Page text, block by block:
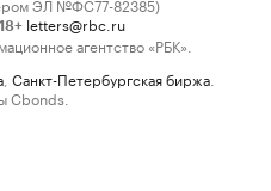
18+ letters@rbc.ru
агентство «РБК».
Санкт-Петербургская биржа
Cbonds.